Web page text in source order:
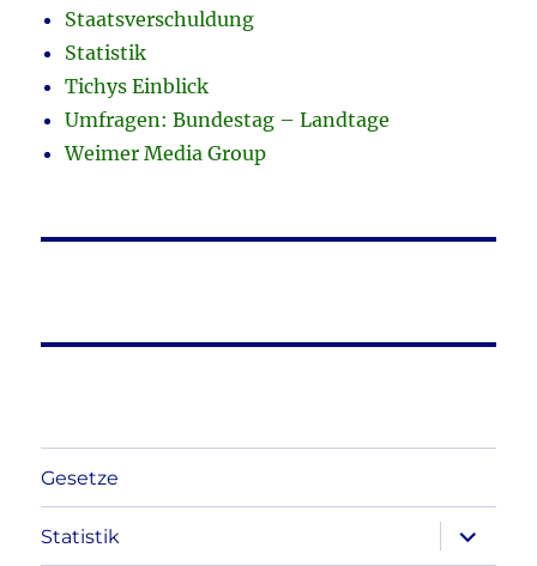
Staatsverschuldung
Statistik
Tichys Einblick
Umfragen: Bundestag – Landtage
Weimer Media Group
Gesetze
Statistik
anzeigen